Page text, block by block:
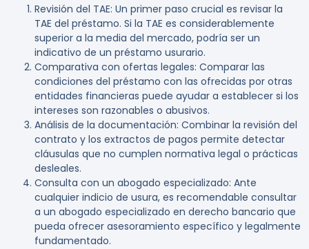
Revisión del TAE: Un primer paso crucial es revisar la
TAE del préstamo. Si la TAE es considerablemente
superior a la media del mercado, podría ser un
indicativo de un préstamo usurario.
Comparativa con ofertas legales: Comparar las
condiciones del préstamo con las ofrecidas por otras
entidades financieras puede ayudar a establecer si los
intereses son razonables o abusivos.
Análisis de la documentación: Combinar la revisión del
contrato y los extractos de pagos permite detectar
cláusulas que no cumplen normativa legal o prácticas
desleales.
Consulta con un abogado especializado: Ante
cualquier indicio de usura, es recomendable consultar
a un abogado especializado en derecho bancario que
pueda ofrecer asesoramiento específico y legalmente
fundamentado.